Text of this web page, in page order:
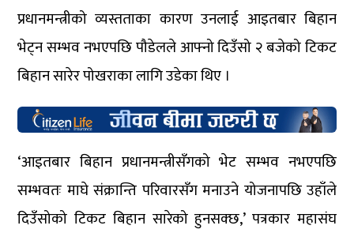
प्रधानमन्त्रीको व्यस्तताका कारण उनलाई आइतबार बिहान
भेट्न सम्भव नभएपछि पौडेलले आफ्नो दिउँसो २ बजेको टिकट
बिहान सारेर पोखराका लागि उडेका थिए ।
‘आइतबार बिहान प्रधानमन्त्रीसँगको भेट सम्भव नभएपछि
सम्भवतः माघे संक्रान्ति परिवारसँग मनाउने योजनापछि उहाँले
दिउँसोको टिकट बिहान सारेको हुनसक्छ,’ पत्रकार महासंघ